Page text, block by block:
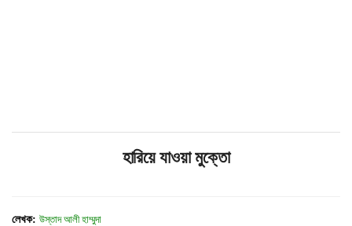
হারিয়ে যাওয়া মুক্তো
লেখক: উস্তাদ আলী হাম্মুদা